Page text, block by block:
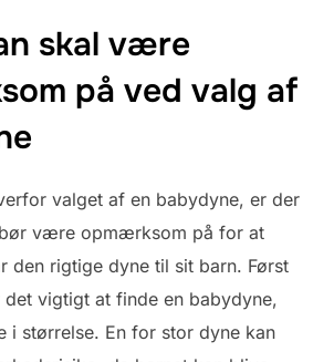
skal være
på ved valg af
valget af en babydyne, er der
være opmærksom på for at
den rigtige dyne til sit barn. Først
vigtigt at finde en babydyne,
i størrelse. En for stor dyne kan